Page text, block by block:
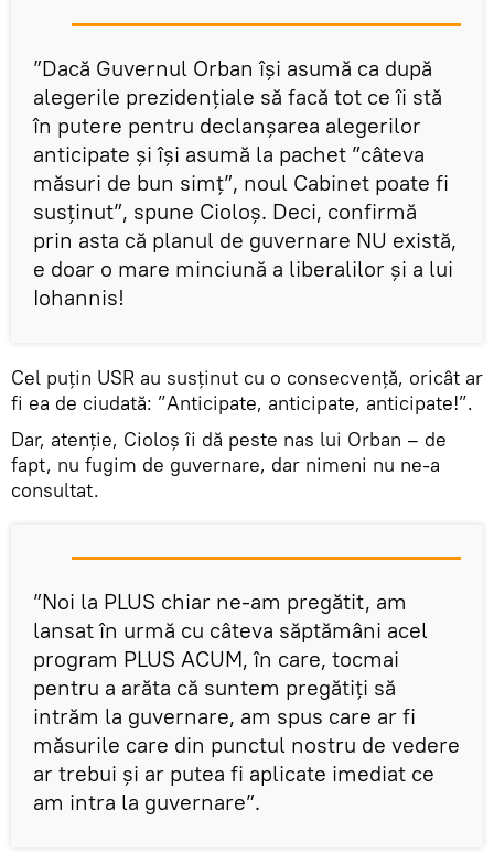
”Dacă Guvernul Orban îşi asumă ca după
alegerile prezidenţiale să facă tot ce îi stă
în putere pentru declanşarea alegerilor
anticipate şi îşi asumă la pachet ”câteva
măsuri de bun simţ”, noul Cabinet poate fi
susţinut”, spune Cioloș. Deci, confirmă
prin asta că planul de guvernare NU există,
e doar o mare minciună a liberalilor și a lui
Iohannis!
Cel puțin USR au susținut cu o consecvență, oricât ar
fi ea de ciudată: ”Anticipate, anticipate, anticipate!”.
Dar, atenție, Cioloș îi dă peste nas lui Orban – de
fapt, nu fugim de guvernare, dar nimeni nu ne-a
consultat.
”Noi la PLUS chiar ne-am pregătit, am
lansat în urmă cu câteva săptămâni acel
program PLUS ACUM, în care, tocmai
pentru a arăta că suntem pregătiţi să
intrăm la guvernare, am spus care ar fi
măsurile care din punctul nostru de vedere
ar trebui şi ar putea fi aplicate imediat ce
am intra la guvernare”.